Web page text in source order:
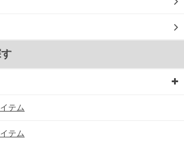
テム
テム